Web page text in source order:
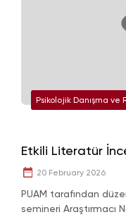
Psikolojik Danışma ve
Etkili Literatür
20 February 2026
PUAM tarafından
semineri Araştırmacı